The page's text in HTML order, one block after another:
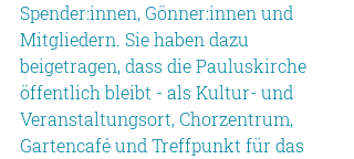
Spender:innen, Gönner:innen und
Mitgliedern. Sie haben dazu
beigetragen, dass die Pauluskirche
öffentlich bleibt - als Kultur- und
Veranstaltungsort, Chorzentrum,
Gartencafé und Treffpunkt für das